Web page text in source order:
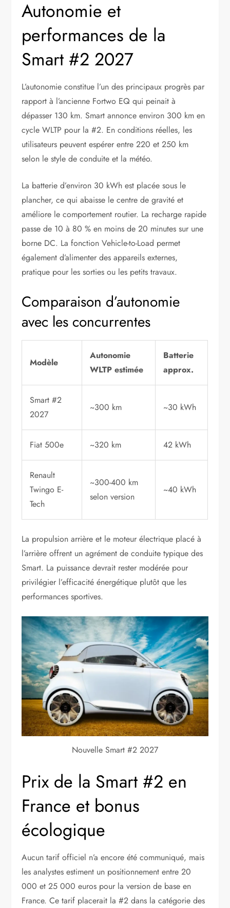
Autonomie et
performances de la
Smart #2 2027
L’autonomie constitue l’un des principaux progrès par
rapport à l’ancienne Fortwo EQ qui peinait à
dépasser 130 km. Smart annonce environ 300 km en
cycle WLTP pour la #2. En conditions réelles, les
utilisateurs peuvent espérer entre 220 et 250 km
selon le style de conduite et la météo.
La batterie d’environ 30 kWh est placée sous le
plancher, ce qui abaisse le centre de gravité et
améliore le comportement routier. La recharge rapide
passe de 10 à 80 % en moins de 20 minutes sur une
borne DC. La fonction Vehicle-to-Load permet
également d’alimenter des appareils externes,
pratique pour les sorties ou les petits travaux.
Comparaison d’autonomie
avec les concurrentes
Modèle
Autonomie
WLTP estimée
Batterie
approx.
Smart #2
2027
~300 km ~30 kWh
Fiat 500e ~320 km 42 kWh
Renault
Twingo E-
Tech
~300-400 km
selon version
~40 kWh
La propulsion arrière et le moteur électrique placé à
l’arrière offrent un agrément de conduite typique des
Smart. La puissance devrait rester modérée pour
privilégier l’efficacité énergétique plutôt que les
performances sportives.
Nouvelle Smart #2 2027
Prix de la Smart #2 en
France et bonus
écologique
Aucun tarif officiel n’a encore été communiqué, mais
les analystes estiment un positionnement entre 20
000 et 25 000 euros pour la version de base en
France. Ce tarif placerait la #2 dans la catégorie des